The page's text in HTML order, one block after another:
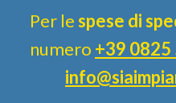
Per lespese di
numero +39 0825